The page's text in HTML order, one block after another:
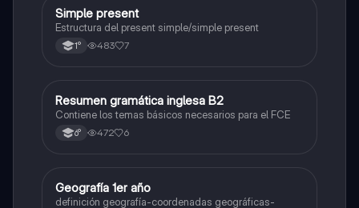
Inglés
Simple present
Estructura del present simple/simple present
1° 483 7
Inglés
Resumen gramática inglesa B2
Contiene los temas básicos necesarios para el FCE
6° 472 6
Geografía
Geografía 1er año
definición geografía-coordenadas geográficas-